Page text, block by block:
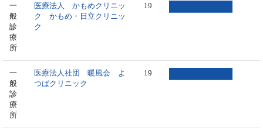
一
般
診
療
所
医療法人 かもめクリニッ
ク かもめ・日立クリニッ
ク
19
一
般
診
療
所
医療法人社団 暖風会 よ
つばクリニック
19